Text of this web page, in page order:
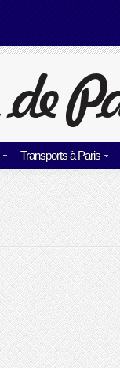
Transports à Paris